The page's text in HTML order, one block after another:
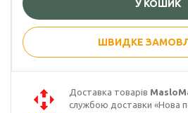
Гарбузова олія
Чорного кмину
олія
Часникова олія
У КОШИК
ШВИДКЕ
Доставка товарів
службою доставки «Нова